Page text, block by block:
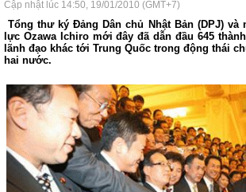
Cập nhật lúc 14:50, 19/01/2010 (GMT+7)
Tổng thư ký Đảng Dân chủ Nhật Bản (DPJ) và
lực Ozawa Ichiro mới đây đã dẫn đầu 645
lãnh đạo khác tới Trung Quốc trong động thái
hai nước.